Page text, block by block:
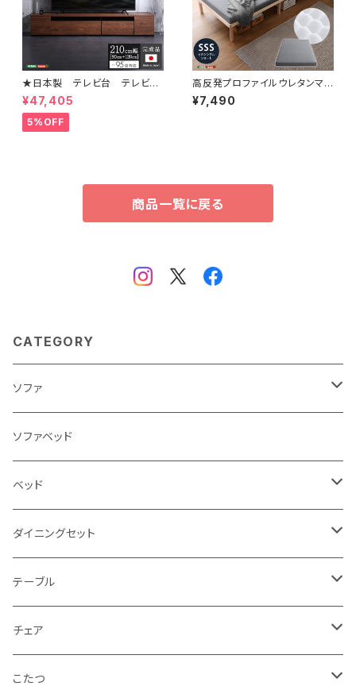
★日本製 テレビ台 テレビボ
ード 210cm幅 【BARS-バー
ス-】 SH-24-BR210
¥47,405
5%OFF
高反発プロファイルウレタンマッ
トレス【Beleza10-ベレーザ・テ
ン-】(セミシングルショート) O
¥7,490
商品一覧に戻る
CATEGORY
ソファ
3人掛け
2.5人掛け
2人掛け
1人掛け
カウチソファ
コーナーソファ
ソファベッド
ベッド
シングルサイズ以下（フレームのみ）
セミダブルサイズ（フレームのみ）
ダブルサイズ（フレームのみ）
ワイドダブルサイズ以上（フレームのみ）
ダイニングセット
ダイニング3点セット以下
ダイニング4点セット
ダイニング5点・6点セット
テーブル
センターテーブル
ダイニングテーブル
チェア
ダイニングチェア
こたつ